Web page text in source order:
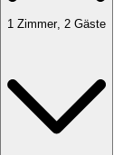
1 Zimmer, 2 Gäste